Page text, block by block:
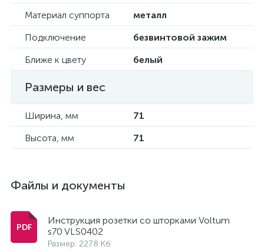
Материал суппорта
металл
Подключение
безвинтовой зажим
Ближе к цвету
белый
Размеры и вес
Ширина, мм
71
Высота, мм
71
Файлы и документы
Инструкция розетки со шторками Voltum
s70 VLS0402
Размер: 227.8 Кб